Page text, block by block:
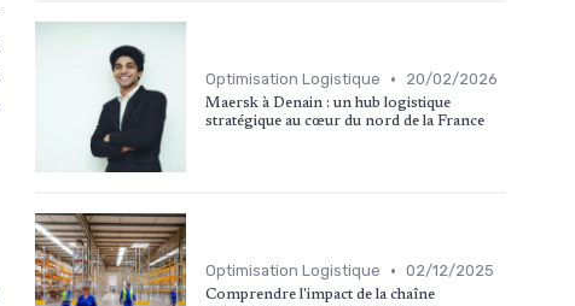
Optimisation Logistique • 20/02/2026
Maersk à Denain : un hub logistique
stratégique au cœur du nord de la France
Optimisation Logistique • 02/12/2025
Comprendre l'impact de la chaîne